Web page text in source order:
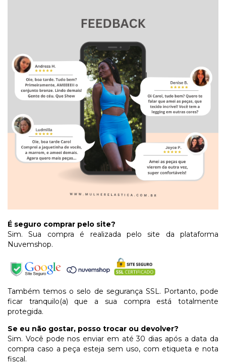
É seguro comprar pelo site?
Sim. Sua compra é realizada pelo site da plataforma
Nuvemshop.
Também temos o selo de segurança SSL. Portanto, pode
ficar tranquilo(a) que a sua compra está totalmente
protegida.
Se eu não gostar, posso trocar ou devolver?
Sim. Você pode nos enviar em até 30 dias após a data da
compra caso a peça esteja sem uso, com etiqueta e nota
fiscal.